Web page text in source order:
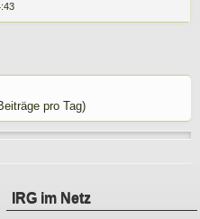
pro Tag)
IRG im Netz